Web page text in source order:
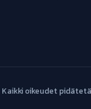
oikeudet